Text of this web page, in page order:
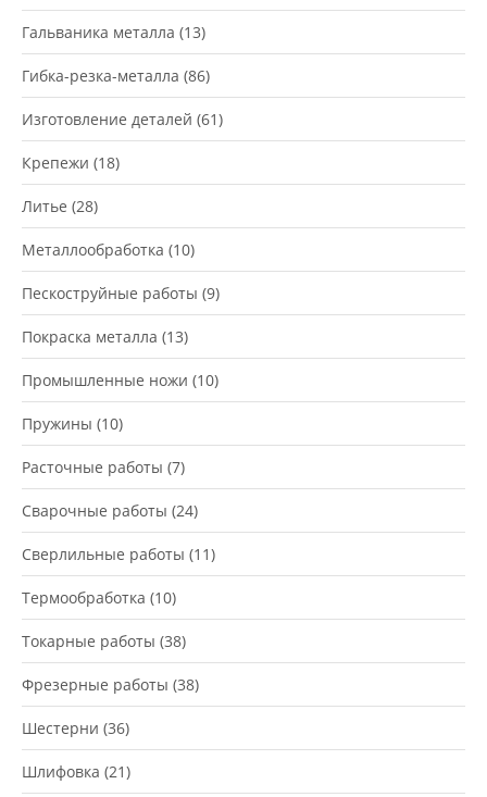
Гальваника металла (13)
Гибка-резка-металла (86)
Изготовление деталей (61)
Крепежи (18)
Литье (28)
Металлообработка (10)
Пескоструйные работы (9)
Покраска металла (13)
Промышленные ножи (10)
Пружины (10)
Расточные работы (7)
Сварочные работы (24)
Сверлильные работы (11)
Термообработка (10)
Токарные работы (38)
Фрезерные работы (38)
Шестерни (36)
Шлифовка (21)